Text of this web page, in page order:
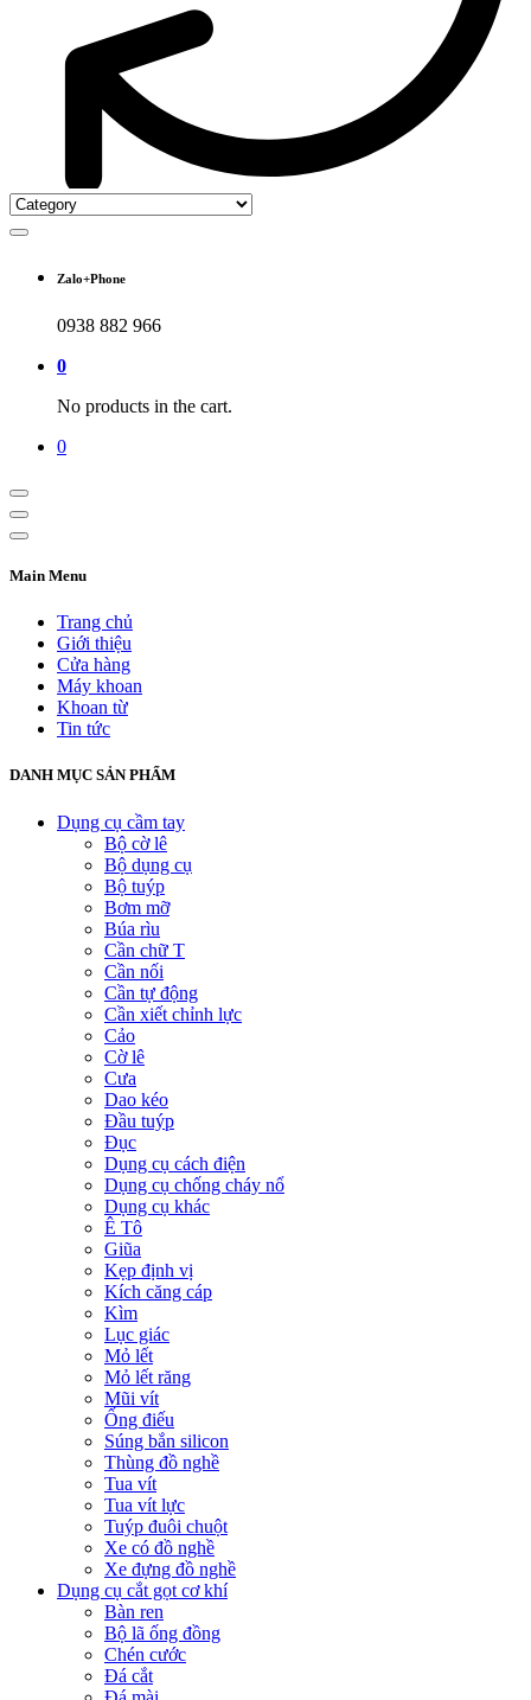
Zalo+Phone
0938 882 966
0
No products in the cart.
0
Main Menu
Trang chủ
Giới thiệu
Cửa hàng
Máy khoan
Khoan từ
Tin tức
DANH MỤC SẢN PHẨM
Dụng cụ cầm tay
Bộ cờ lê
Bộ dụng cụ
Bộ tuýp
Bơm mỡ
Búa rìu
Cần chữ T
Cần nối
Cần tự động
Cần xiết chỉnh lực
Cảo
Cờ lê
Cưa
Dao kéo
Đầu tuýp
Đục
Dụng cụ cách điện
Dụng cụ chống cháy nổ
Dụng cụ khác
Ê Tô
Giũa
Kẹp định vị
Kích căng cáp
Kìm
Lục giác
Mỏ lết
Mỏ lết răng
Mũi vít
Ống điếu
Súng bắn silicon
Thùng đồ nghề
Tua vít
Tua vít lực
Tuýp đuôi chuột
Xe có đồ nghề
Xe đựng đồ nghề
Dụng cụ cắt gọt cơ khí
Bàn ren
Bộ lã ống đồng
Chén cước
Đá cắt